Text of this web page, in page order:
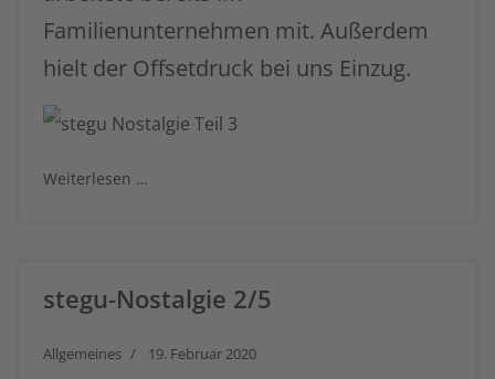
Familienunternehmen mit. Außerdem
hielt der Offsetdruck bei uns Einzug.
Weiterlesen …
stegu-Nostalgie 2/5
Allgemeines 19. Februar 2020